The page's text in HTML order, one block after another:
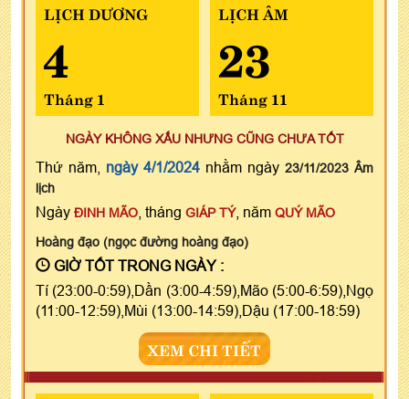
LỊCH DƯƠNG
4
Tháng 1
LỊCH ÂM
23
Tháng 11
NGÀY KHÔNG XẤU NHƯNG CŨNG CHƯA TỐT
Thứ năm, ngày 4/1/2024 nhằm ngày 23/11/2023 Âm
lịch
Ngày ĐINH MÃO , tháng GIÁP TÝ, năm QUÝ MÃO
Hoàng đạo (ngọc đường hoàng đạo)
GIỜ TỐT TRONG NGÀY :
Tí (23:00-0:59),Dần (3:00-4:59),Mão (5:00-6:59),Ngọ
(11:00-12:59),Mùi (13:00-14:59),Dậu (17:00-18:59)
XEM CHI TIẾT